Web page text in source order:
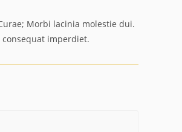
Morbi lacinia molestie dui.
imperdiet.